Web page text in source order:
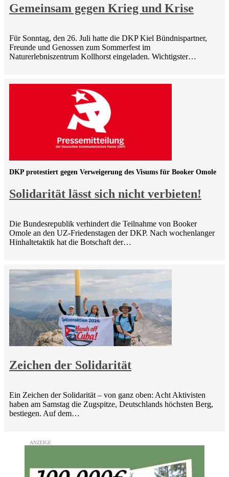
Gemeinsam gegen Krieg und Krise
Für Sonntag, den 26. Juli hatte die DKP Kiel Bündnispartner,
Freunde und Genossen zum Sommerfest im
Naturerlebniszentrum Kollhorst eingeladen. Wichtigster…
Solidarität lässt sich nicht verbieten!
DKP protestiert gegen Verweigerung des Visums für Booker Omole
Die Bundesrepublik verhindert die Teilnahme von Booker
Omole an den UZ-Friedenstagen der DKP. Nach wochenlanger
Hinhaltetaktik hat die Botschaft der…
Zeichen der Solidarität
Ein Zeichen der Solidarität – von ganz oben: Acht Aktivisten
haben am Samstag die Zugspitze, Deutschlands höchsten Berg,
bestiegen. Auf dem…